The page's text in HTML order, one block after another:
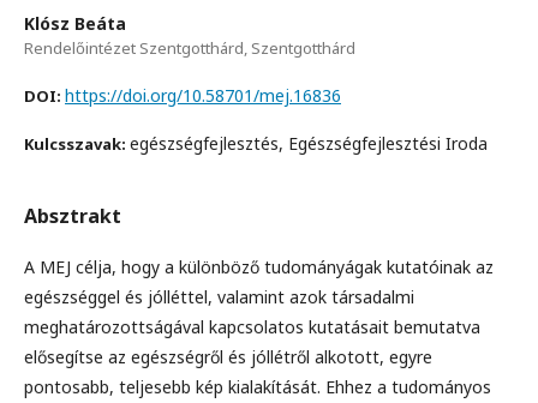
Klósz Beáta
Rendelőintézet Szentgotthárd, Szentgotthárd
DOI: https://doi.org/10.58701/mej.16836
Kulcsszavak: egészségfejlesztés, Egészségfejlesztési Iroda
Absztrakt
A MEJ célja, hogy a különböző tudományágak kutatóinak az
egészséggel és jólléttel, valamint azok társadalmi
meghatározottságával kapcsolatos kutatásait bemutatva
elősegítse az egészségről és jóllétről alkotott, egyre
pontosabb, teljesebb kép kialakítását. Ehhez a tudományos